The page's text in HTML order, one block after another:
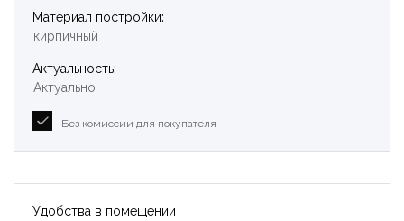
Материал постройки:
кирпичный
Актуальность:
Актуально
Без комиссии для покупателя
Удобства в помещении